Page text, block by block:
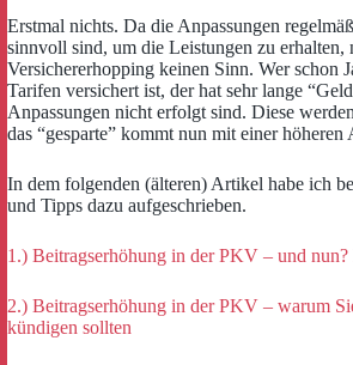
Erstmal nichts. Da die Anpassungen
sinnvoll sind, um die Leistungen zu erhalten,
Versichererhopping keinen Sinn. Wer schon
Tarifen versichert ist, der hat sehr lange
Anpassungen nicht erfolgt sind. Diese
das “gesparte” kommt nun mit einer höheren
In dem folgenden (älteren) Artikel habe ich
und Tipps dazu aufgeschrieben.
1.) Beitragserhöhung in der PKV – und
2.) Beitragserhöhung in der PKV – warum
kündigen sollten